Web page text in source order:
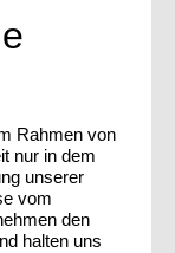
Rahmen von
nur in dem
unserer
vom
den
halten uns